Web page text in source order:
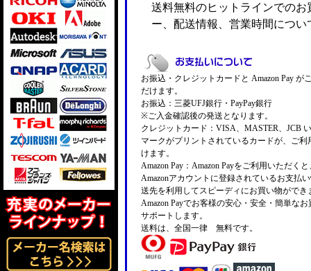
送料無料のヒットラインでの
ー、配送情報、営業時間につ
お振込・クレジットカードと Amazon Pay が
だけます。
お振込：三菱UFJ銀行・PayPay銀行
※ご入金確認後の発送となります。
クレジットカード：VISA、MASTER、JCB
マークがプリントされているカードが、ご利
けます。
Amazon Pay：Amazon Payをご利用いただく
Amazonアカウントに登録されているお支払
送先を利用してスピーディにお買い物ができ
Amazon Payでお客様の安心・安全・簡単な
サポートします。
送料は、全国一律 無料です。